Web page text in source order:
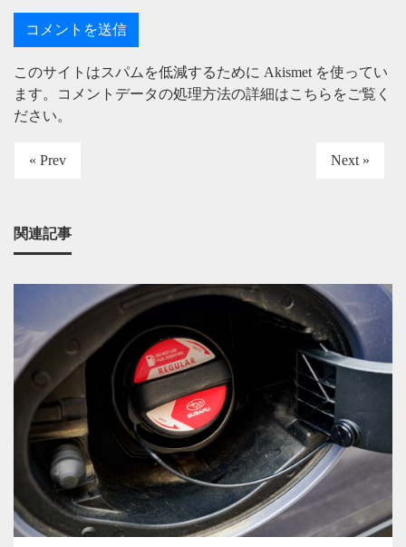
このサイトはスパムを低減するために Akismet を使ってい
ます。
コメントデータの処理方法の詳細はこちらをご覧く
ださい。
« Prev Next »
関連記事